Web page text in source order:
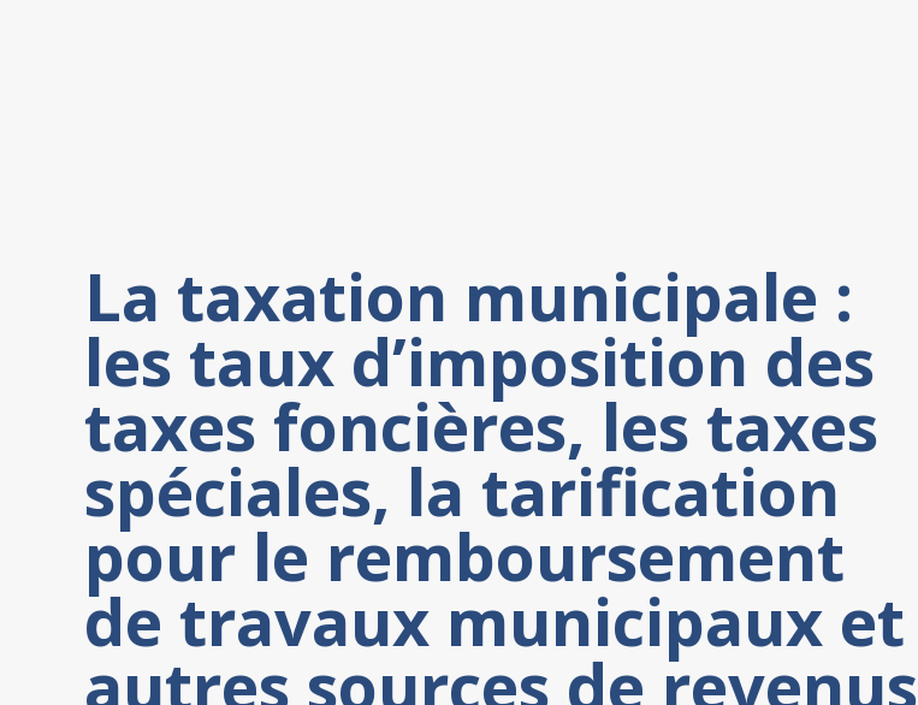
La taxation municipale :
les taux d’imposition des
taxes foncières, les taxes
spéciales, la tarification
pour le remboursement
de travaux municipaux et
autres sources de revenus